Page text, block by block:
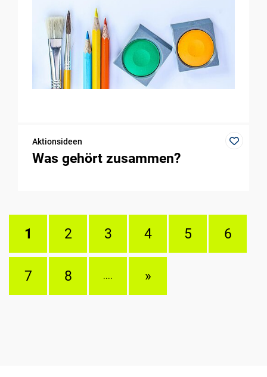
Aktionsideen
Was gehört zusammen?
1 2 3 4 5 6
7 8 .... »